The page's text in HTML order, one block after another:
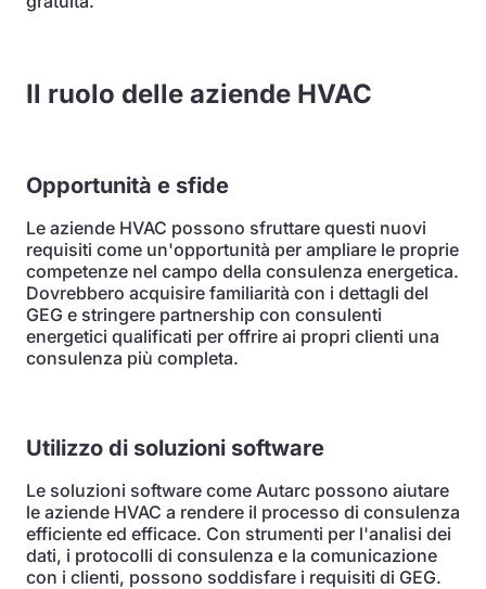
Il ruolo delle aziende HVAC
Opportunità e sfide
Le aziende HVAC possono sfruttare questi nuovi
requisiti come un'opportunità per ampliare le proprie
competenze nel campo della consulenza energetica.
Dovrebbero acquisire familiarità con i dettagli del
GEG e stringere partnership con consulenti
energetici qualificati per offrire ai propri clienti una
consulenza più completa.
Utilizzo di soluzioni software
Le soluzioni software come Autarc possono aiutare
le aziende HVAC a rendere il processo di consulenza
efficiente ed efficace. Con strumenti per l'analisi dei
dati, i protocolli di consulenza e la comunicazione
con i clienti, possono soddisfare i requisiti di GEG.